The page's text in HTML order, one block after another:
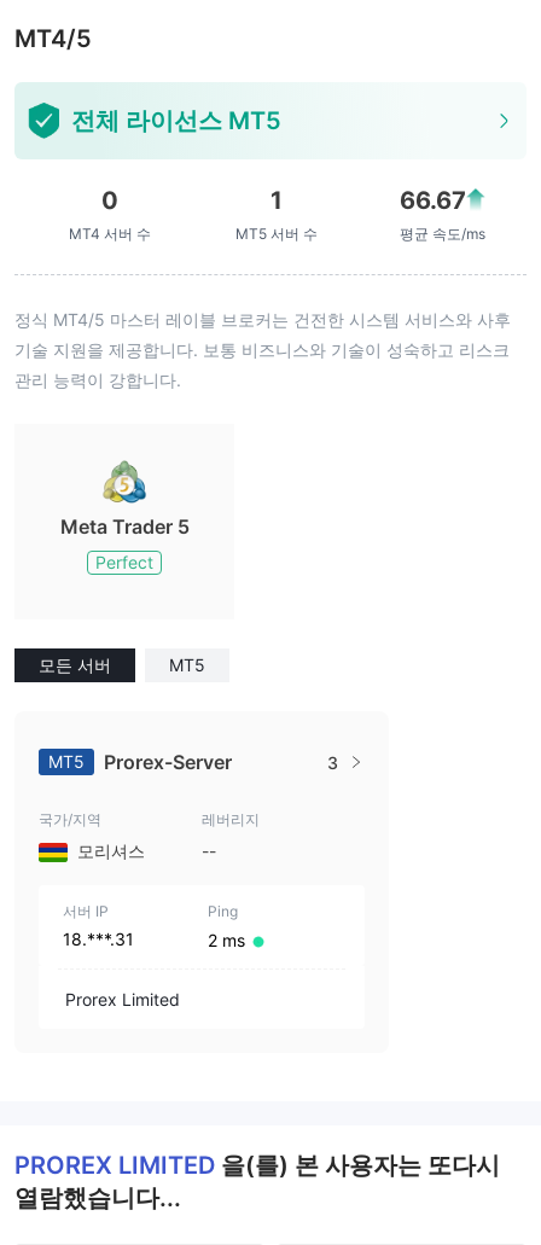
MT4/5
전체 라이선스 MT5
0
MT4 서버 수
1
MT5 서버 수
66.67
평균 속도/ms
정식 MT4/5 마스터 레이블 브로커는 건전한 시스템 서비스와 사후
기술 지원을 제공합니다. 보통 비즈니스와 기술이 성숙하고 리스크
관리 능력이 강합니다.
Meta Trader 5
Perfect
모든 서버 MT5
MT5 Prorex-Server 3
국가/지역
모리셔스
레버리지
--
서버 IP
18.***.31
Ping
2 ms
Prorex Limited
PROREX LIMITED 을(를) 본 사용자는 또다시
열람했습니다...